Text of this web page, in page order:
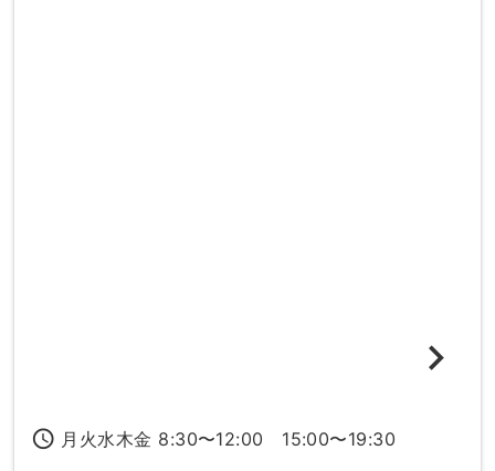
access_time 月火水木金 8:30〜12:00 15:00〜19:30